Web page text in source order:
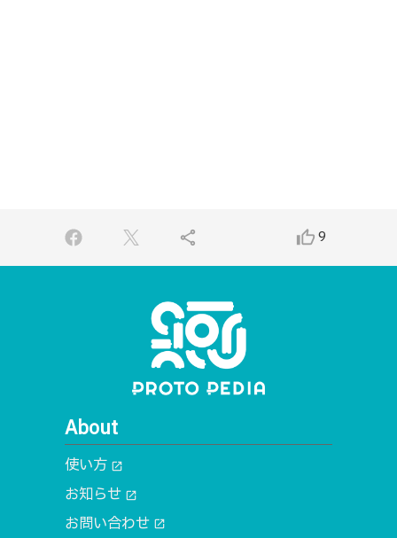
share thumb_up_alt9
About
使い方 open_in_new
お知らせ open_in_new
お問い合わせ open_in_new